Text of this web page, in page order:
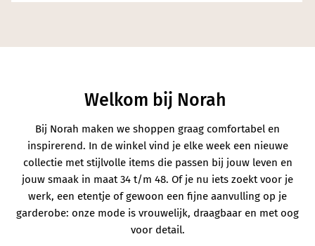
Welkom bij Norah
Bij Norah maken we shoppen graag comfortabel en
inspirerend. In de winkel vind je elke week een nieuwe
collectie met stijlvolle items die passen bij jouw leven en
jouw smaak in maat 34 t/m 48. Of je nu iets zoekt voor je
werk, een etentje of gewoon een fijne aanvulling op je
garderobe: onze mode is vrouwelijk, draagbaar en met oog
voor detail.